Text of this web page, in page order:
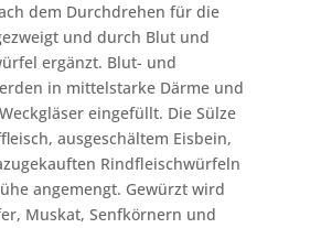
dem Durchdrehen für die
und durch Blut und
ergänzt. Blut- und
in mittelstarke Därme und
eingefüllt. Die Sülze
ausgeschältem Eisbein,
Rindfleischwürfeln
angemengt. Gewürzt wird
Muskat, Senfkörnern und